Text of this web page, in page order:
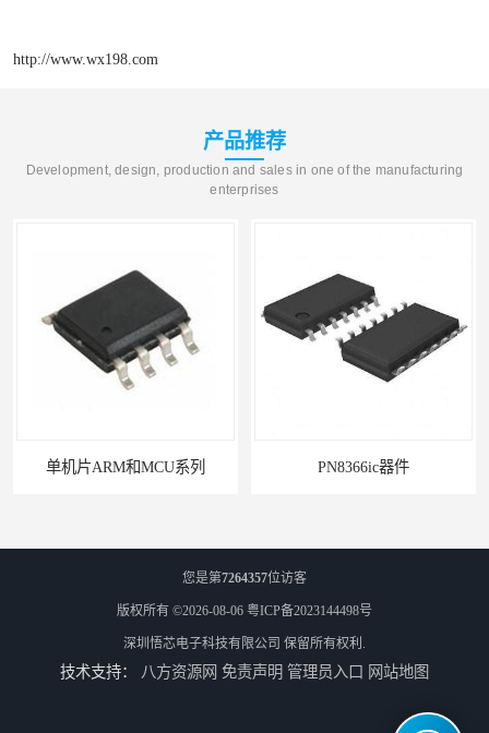
http://www.wx198.com
产品推荐
Development, design, production and sales in one of the manufacturing
enterprises
单机片ARM和MCU系列 PN8366ic器件
您是第7264357位访客
版权所有 ©2026-08-06 粤ICP备2023144498号
深圳悟芯电子科技有限公司 保留所有权利.
技术支持： 八方资源网 免责声明 管理员入口 网站地图